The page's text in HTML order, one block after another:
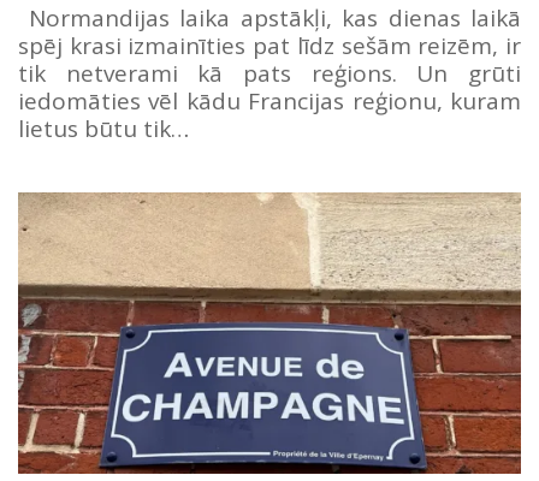
Normandijas laika apstākļi, kas dienas laikā
spēj krasi izmainīties pat līdz sešām reizēm, ir
tik netverami kā pats reģions. Un grūti
iedomāties vēl kādu Francijas reģionu, kuram
lietus būtu tik…